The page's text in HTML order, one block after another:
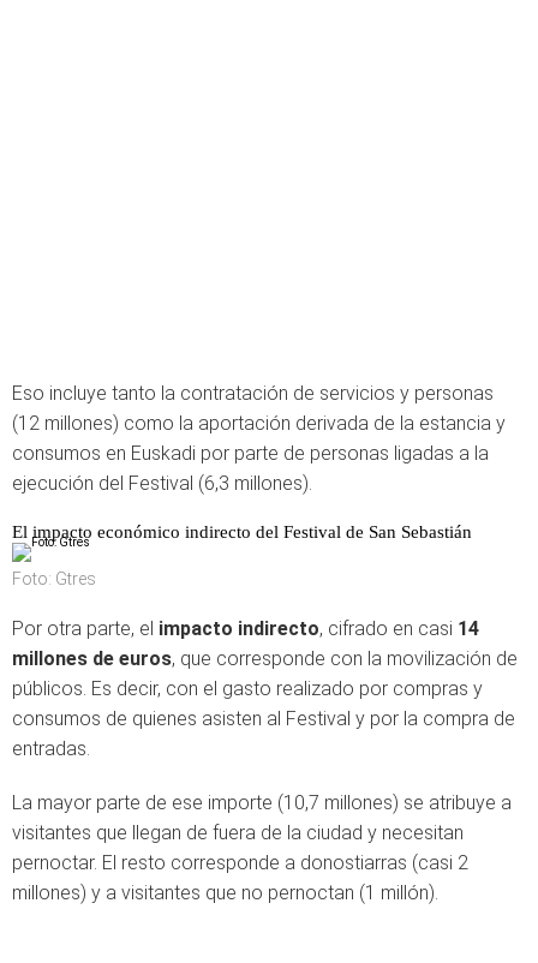
Eso incluye tanto la contratación de servicios y personas
(12 millones) como la aportación derivada de la estancia y
consumos en Euskadi por parte de personas ligadas a la
ejecución del Festival (6,3 millones).
El impacto económico indirecto del Festival de San Sebastián
Foto: Gtres
Por otra parte, el impacto indirecto, cifrado en casi 14
millones de euros, que corresponde con la movilización de
públicos. Es decir, con el gasto realizado por compras y
consumos de quienes asisten al Festival y por la compra de
entradas.
La mayor parte de ese importe (10,7 millones) se atribuye a
visitantes que llegan de fuera de la ciudad y necesitan
pernoctar. El resto corresponde a donostiarras (casi 2
millones) y a visitantes que no pernoctan (1 millón).